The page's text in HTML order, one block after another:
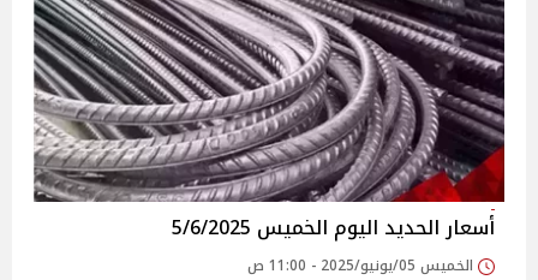
أسعار الحديد اليوم الخميس 5/6/2025
الخميس 05/يونيو/2025 - 11:00 ص